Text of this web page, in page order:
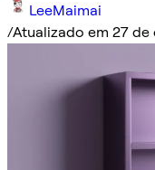
LeeMaimai
/Atualizado em 27 de